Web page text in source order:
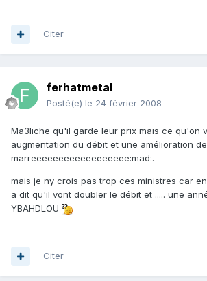
Citer
ferhatmetal
Posté(e) le 24 février 2008
Ma3liche qu'il garde leur prix mais ce qu'on
augmentation du débit et une amélioration
marreeeeeeeeeeeeeeeeee:mad:.
mais je ny crois pas trop ces ministres car
a dit qu'il vont doubler le débit et ..... une
YBAHDLOU
Citer